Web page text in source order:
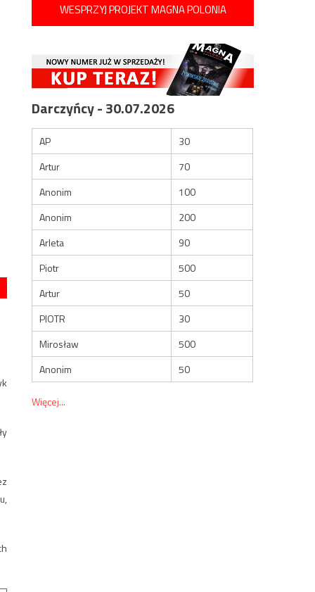
WESPRZYJ PROJEKT MAGNA POLONIA
Darczyńcy - 30.07.2026
AP
30
Artur
70
Anonim
100
Anonim
200
Arleta
90
Piotr
500
Artur
50
PIOTR
30
Mirosław
500
Anonim
50
Więcej...